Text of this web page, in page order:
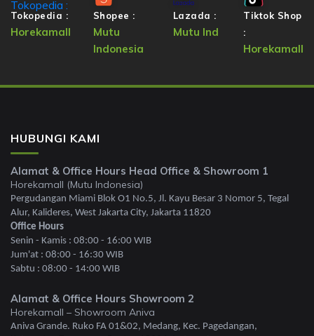
Tokopedia :
Horekamall
Shopee :
Mutu
Indonesia
Lazada :
Mutu Ind
Tiktok Shop
:
Horekamall
HUBUNGI KAMI
Alamat & Office Hours Head Office & Showroom 1
Horekamall (Mutu Indonesia)
Pergudangan Miami Blok O1 No.5, Jl. Kayu Besar 3 Nomor 5, Tegal
Alur, Kalideres, West Jakarta City, Jakarta 11820
Office Hours
Senin - Kamis : 08:00 - 16:00 WIB
Jum'at : 08:00 - 16:30 WIB
Sabtu : 08:00 - 14:00 WIB
Alamat & Office Hours Showroom 2
Horekamall – Showroom Aniva
Aniva Grande. Ruko FA 01&02, Medang, Kec. Pagedangan,